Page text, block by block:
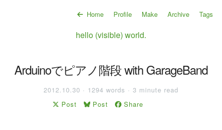
Home Profile Make Archive Tags
hello (visible) world.
Arduinoでピアノ階段 with GarageBand
2012.10.30 · 1294 words · 3 minute read
Post
Post Share